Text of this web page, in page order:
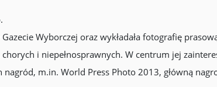
Wyborczej oraz wykładała fotografię
i niepełnosprawnych. W centrum jej
m.in. World Press Photo 2013, główną